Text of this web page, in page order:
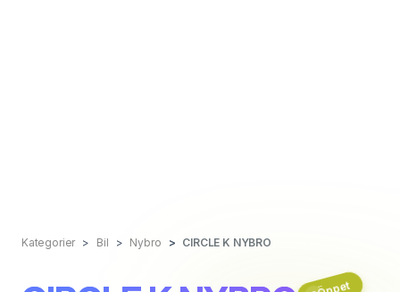
Kategorier Bil Nybro CIRCLE K NYBRO